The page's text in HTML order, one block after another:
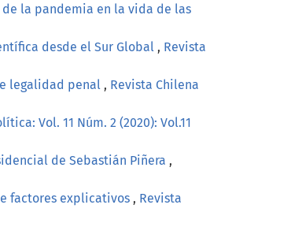
de la pandemia en la vida de las
desde el Sur Global , Revista
legalidad penal , Revista Chilena
Vol. 11 Núm. 2 (2020): Vol.11
de Sebastián Piñera ,
factores explicativos , Revista